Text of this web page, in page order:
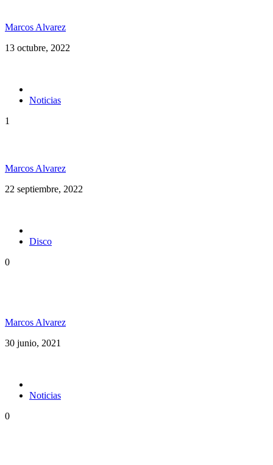
Marcos Alvarez
13 octubre, 2022
Noticias
1
Marcos Alvarez
22 septiembre, 2022
Disco
0
Marcos Alvarez
30 junio, 2021
Noticias
0